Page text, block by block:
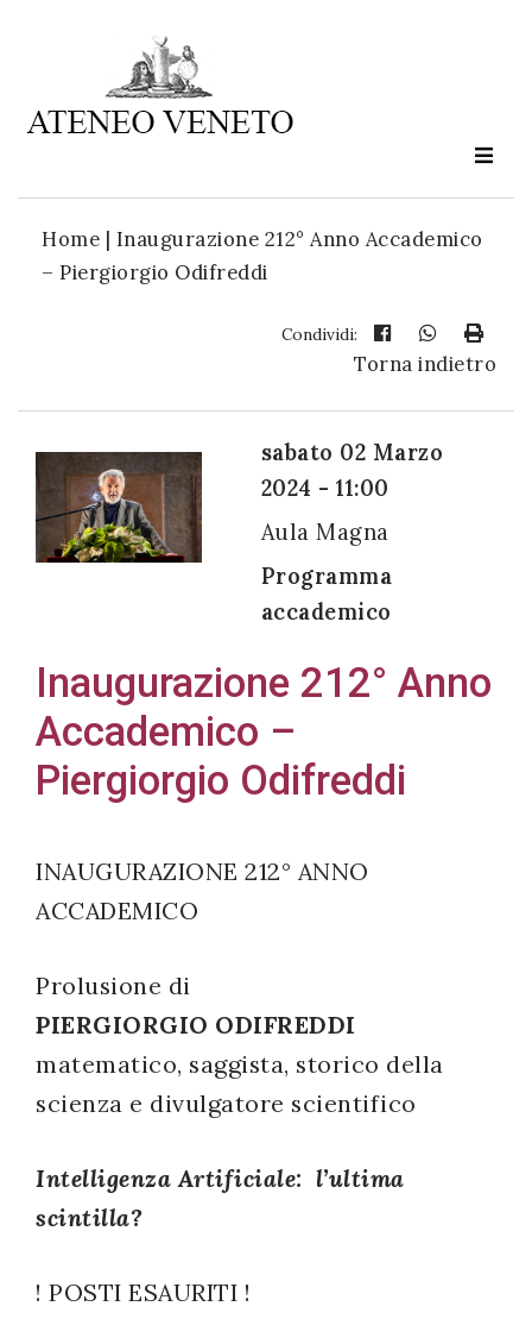
Home | Inaugurazione 212° Anno Accademico
– Piergiorgio Odifreddi
Condividi:
Torna indietro
sabato 02 Marzo
2024 - 11:00
Aula Magna
Programma
accademico
Inaugurazione 212° Anno
Accademico –
Piergiorgio Odifreddi
INAUGURAZIONE 212° ANNO
ACCADEMICO
Prolusione di
PIERGIORGIO ODIFREDDI
matematico, saggista, storico della
scienza e divulgatore scientifico
Intelligenza Artificiale: l’ultima
scintilla?
! POSTI ESAURITI !
Ateneo
è
cultura
Acconsento
all'uso dei
miei dati
personali in
accordo
decreto
legislativo
Registrazione
avvenuta con
successo!